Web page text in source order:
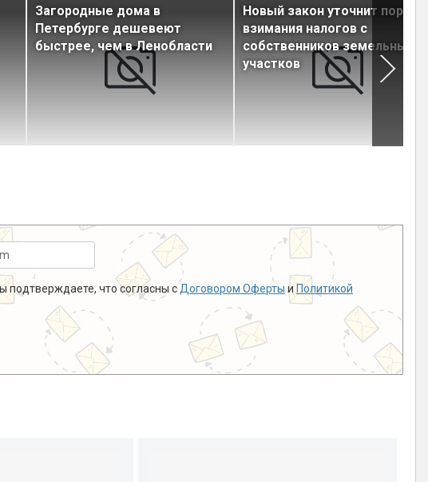
Загородные дома в
Петербурге дешевеют
быстрее, чем в Ленобласти
Новый закон уточнит порядок
взимания налогов с
собственников земельных
участков
подтверждаете, что согласны с Договором Оферты и Политикой